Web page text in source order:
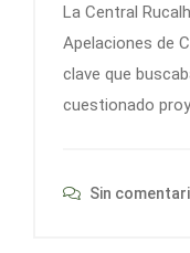
La Central
Apelaciones de
clave que
cuestionado
Sin